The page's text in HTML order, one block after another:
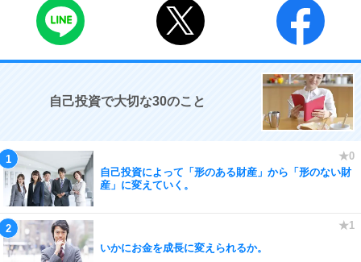
自己投資で大切な30のこと
自己投資によって「形のある財産」から「形のない財
産」に変えていく。
いかにお金を成長に変えられるか。